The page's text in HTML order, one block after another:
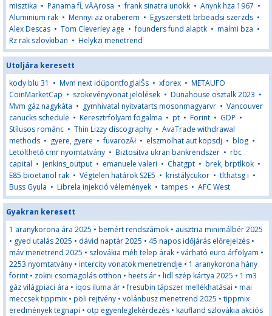
misztika • Panama fĹ vĂĄrosa •frank sinatra unokk • Anynk hza 1967 •
Aluminium rak • Mennyi az oraberem • Egyszerstett brbeadsi szerzds •
Alex Descas • Tom Cleverley age •founders fund alaptk • malmi bza •
Rz rak szlovkiban • Helykzi menetrend
Utoljára keresett
kody blu 31 • Mvm next idűpontfoglalŠs • xforex • METAUFO
CoinMarketCap • szökevényvonat jelölések • Dunahouse osztalk 2023 •
Mvm gáz nagykáta • gymhivatal nyitvatarts mosonmagyarvr • Vancouver
canucks schedule • Keresztrfolyam fogalma • pt • Forint • GDP •
Stílusos románc • Thin Lizzy discography • AvaTrade withdrawal
methods • gyere, gyere •fuvarozĂł • elszmolhat aut kopsdj • blog •
Letölthető cmr nyomtatvány • Biztositva ukran bankrendszer • rbc
capital • jenkins_output • emanuele valeri • Chatgpt • brek, brptlkok •
E85 bioetanol rak • Végtelen határok S2E5 • kristálycukor • tlthatsg i •
Buss Gyula • Librela injekció vélemények • tampes • AFC West
Gyakran keresett
1 aranykorona ára 2025 • bemért rendszámok • ausztria minimálbér 2025
• gyed utalás 2025 • dávid naptár 2025 • 45 napos időjárás előrejelzés •
máv menetrend 2025 • szlovákia méh telep árak • várható euro árfolyam •
2253 nyomtatvány • intercity vonatok menetrendje • 1 aranykorona hány
forint • zokni csomagolás otthon • heets ár • lidl szép kártya 2025 • 1 m3
gáz világpiaci ára • iqos iluma ár •fresubin tápszer mellékhatásai • mai
meccsek tippmix • pöli rejtvény • volánbusz menetrend 2025 • tippmix
eredmények tegnapi • otp egyenleglekérdezés • kaufland szlovákia akciós